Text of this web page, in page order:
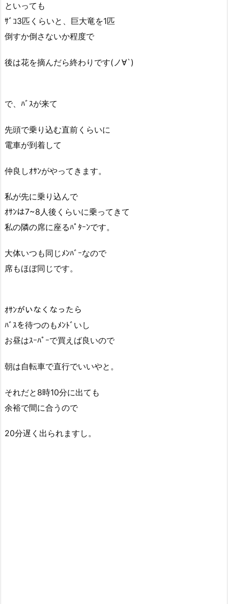
といっても
ｻﾞｺ3匹くらいと、巨大竜を1匹
倒すか倒さないか程度で
後は花を摘んだら終わりです(ノ∀`)
で、ﾊﾞｽが来て
先頭で乗り込む直前くらいに
電車が到着して
仲良しｵｻﾝがやってきます。
私が先に乗り込んで
ｵｻﾝは7~8人後くらいに乗ってきて
私の隣の席に座るﾊﾟﾀｰﾝです。
大体いつも同じﾒﾝﾊﾞｰなので
席もほぼ同じです。
ｵｻﾝがいなくなったら
ﾊﾞｽを待つのもﾒﾝﾄﾞいし
お昼はｽｰﾊﾟｰで買えば良いので
朝は自転車で直行でいいやと。
それだと8時10分に出ても
余裕で間に合うので
20分遅く出られますし。